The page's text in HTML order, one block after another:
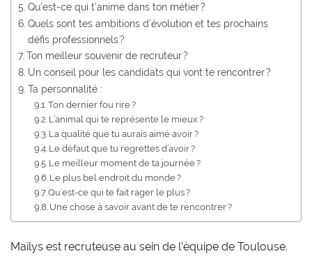
Qu’est-ce qui t’anime dans ton métier ?
Quels sont tes ambitions d’évolution et tes prochains
défis professionnels ?
Ton meilleur souvenir de recruteur ?
Un conseil pour les candidats qui vont te rencontrer ?
Ta personnalité :
Ton dernier fou rire ?
L’animal qui te représente le mieux ?
La qualité que tu aurais aimé avoir ?
Le défaut que tu regrettes d’avoir ?
Le meilleur moment de ta journée ?
Le plus bel endroit du monde ?
Qu’est-ce qui te fait rager le plus ?
Une chose à savoir avant de te rencontrer ?
Maïlys est recruteuse au sein de l’équipe de Toulouse.